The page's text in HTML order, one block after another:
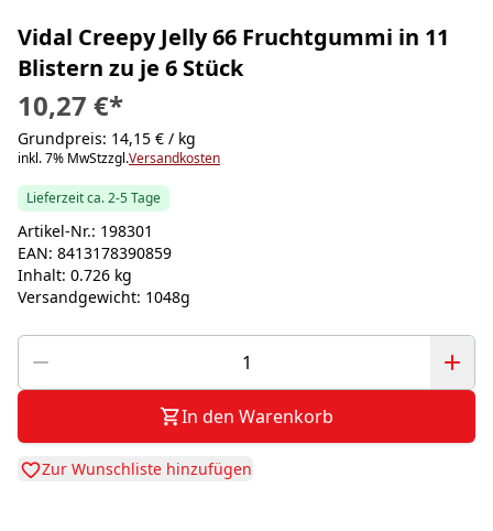
Vidal Creepy Jelly 66 Fruchtgummi in 11
Blistern zu je 6 Stück
10,27 €*
Grundpreis: 14,15 € / kg
inkl. 7% MwStzzgl.Versandkosten
Lieferzeit ca. 2-5 Tage
Artikel-Nr.: 198301
EAN: 8413178390859
Inhalt: 0.726 kg
Versandgewicht: 1048g
In den Warenkorb
Zur Wunschliste hinzufügen